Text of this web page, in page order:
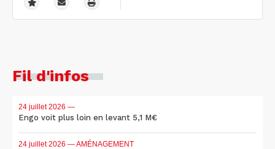
Fil d'infos
24 juillet 2026 —
Engo voit plus loin en levant 5,1 M€
24 juillet 2026 — AMÉNAGEMENT